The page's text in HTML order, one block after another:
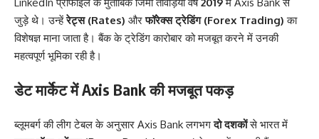
जुड़े थे। उन्हेंरेट्स (Rates) औरफॉरेक्स ट्रेडिंग (Forex Trading) का
विशेषज्ञ माना जाता है। बैंक के ट्रेडिंग कारोबार को मजबूत करने में उनकी
महत्वपूर्ण भूमिका रही है।
डेट मार्केट में Axis Bank की मजबूत पकड़
ब्लूमबर्ग की लीग टेबल के अनुसार Axis Bank लगभगदो दशकोंसे भारत में